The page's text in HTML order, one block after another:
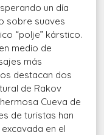
un día
sobre suaves
“polje” kárstico.
medio de
más
destacan dos
de Rakov
Cueva de
de turistas han
en el